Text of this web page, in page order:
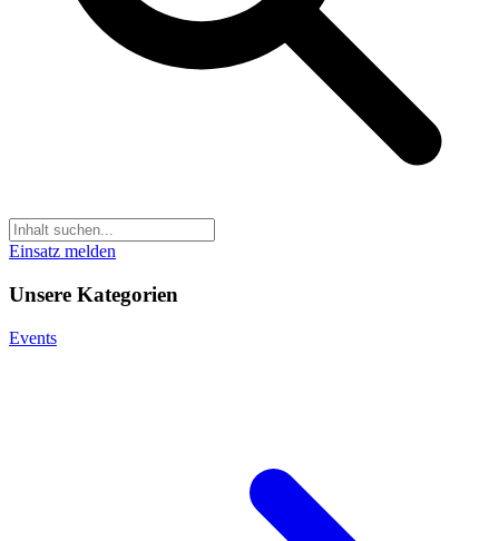
Einsatz melden
Unsere Kategorien
Events